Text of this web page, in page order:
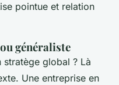
pointue et relation
généraliste
global ? Là
Une entreprise en